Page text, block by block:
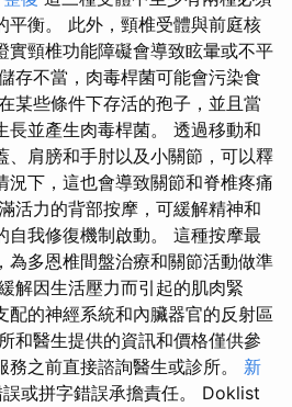
平衡。 此外，頸椎受體與前庭核
實頸椎功能障礙會導致眩暈或不平
存不當，肉毒桿菌可能會污染食
某些條件下存活的孢子，並且當
長並產生肉毒桿菌。 透過移動和
、肩膀和手肘以及小關節，可以釋
況下，這也會導致關節和脊椎疼痛
活力的背部按摩，可緩解精神和
自我修復機制啟動。 這種按摩最
為多恩椎間盤治療和關節活動做準
解因生活壓力而引起的肌肉緊
配的神經系統和內臟器官的反射區
和醫生提供的資訊和價格僅供參
之前直接諮詢醫生或診所。 新
或拼字錯誤承擔責任。 Doklist